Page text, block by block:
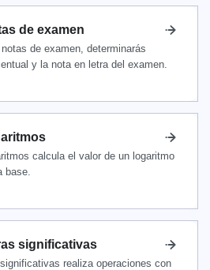
de examen
de examen, determinarás
y la nota en letra del examen.
calcula el valor de un logaritmo
base.
significativas
realiza operaciones con